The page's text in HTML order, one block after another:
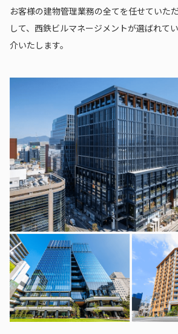
お客様の建物管理業務の全てを任せていた
して、西鉄ビルマネージメントが選ばれて
介いたします。